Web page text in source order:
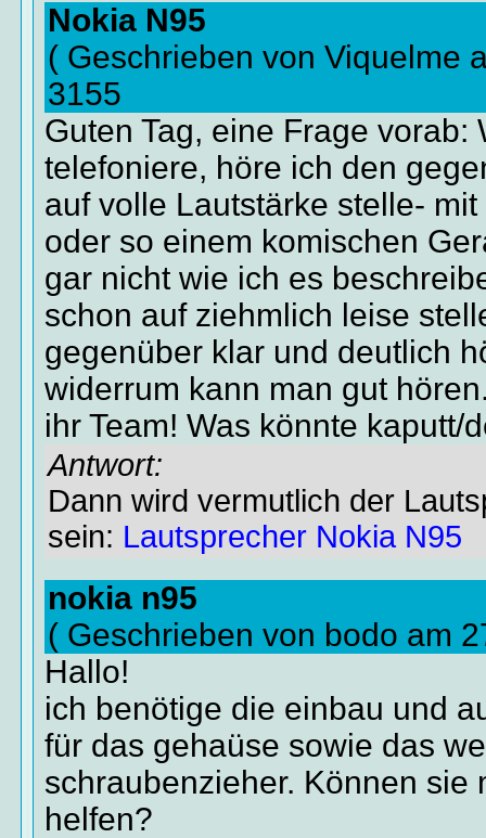
Nokia N95
( Geschrieben von Viquelme
3155
Guten Tag, eine Frage vorab:
telefoniere, höre ich den
auf volle Lautstärke stelle-
oder so einem komischen
gar nicht wie ich es
schon auf ziehmlich leise
gegenüber klar und deutlich
widerrum kann man gut
ihr Team! Was könnte kaputt/
Antwort:
Dann wird vermutlich der
sein: Lautsprecher Nokia N95
nokia n95
( Geschrieben von bodo am
Hallo!
ich benötige die einbau und
für das gehaüse sowie das
schraubenzieher. Können sie
helfen?